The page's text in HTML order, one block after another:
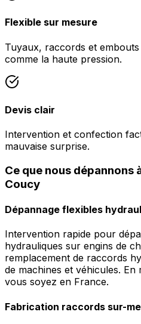
Flexible sur mesure
Tuyaux, raccords et
comme la haute pression.
Devis clair
Intervention et confection
mauvaise surprise.
Ce que nous dépannons
Coucy
Dépannage flexibles
Intervention rapide pour
hydrauliques sur engins de
remplacement de raccords
de machines et véhicules.
vous soyez en France.
Fabrication raccords sur-